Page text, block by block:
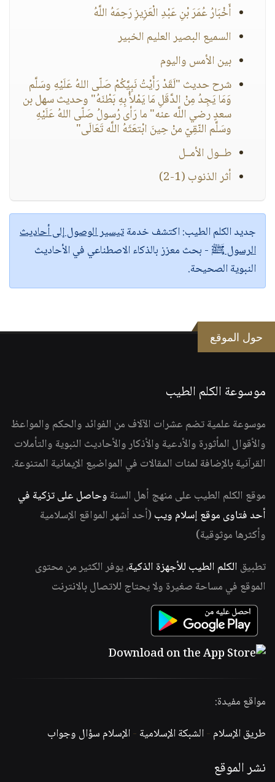
أَخْبَارُ عُمَرَ بْنِ عَبْدِ الْعَزِيزِ رَحِمَهُ اللَّهُ
السميع البصير العليم الخبير
بين الأمس واليوم
شرح حديث "لَقَدْ رَأَيْتُ نَبِيَّكُمْ صَلّى اللهُ عَلَيْهِ وسَلَّم
وَمَا يَجِدُ مِنْ الدَّقَلِ مَا يَمْلأُ بِهِ بَطْنَهُ" وحديث سهل بن
سعدٍ رضي اللَّه عنه" ما رَأى رُسولُ صَلّى اللهُ عَلَيْهِ
وسَلَّم النّقِيّ منْ حِينَ ابْتعَثَهُ اللَّه تَعَالَى"
طــول الأمــل
أثر الذنوب (1-2)
جديد الكلم الطيب:اكتشف خدمةتيسير الوصول إلى أحاديث
الرسول ﷺ - بحث معزز بالذكاء الاصطناعي في الأحاديث
النبوية الصحيحة.
حول الموقع
موسوعة الكلم الطيب
موسوعة علمية تضم عشرات الآلاف من الفوائد والحكم والمواعظ
والأقوال المأثورة والأدعية والأذكار والأحاديث النبوية والتأملات
القرآنية بالإضافة لمئات المقالات في المواضيع الإيمانية المتنوعة.
موقع الكلم الطيب على منهج أهل السنة وحاصل على تزكية في
أحد فتاوى موقع إسلام ويب (أحد أشهر المواقع الإسلامية
وأكثرها موثوقية)
تطبيق الكلم الطيب للأجهزة الذكية، يوفر الكثير من محتوى
الموقع في مساحة صغيرة ولا يحتاج للاتصال بالانترنت
مواقع مفيدة:
طريق الإسلام -الشبكة الإسلامية -الإسلام سؤال وجواب
نشر الموقع